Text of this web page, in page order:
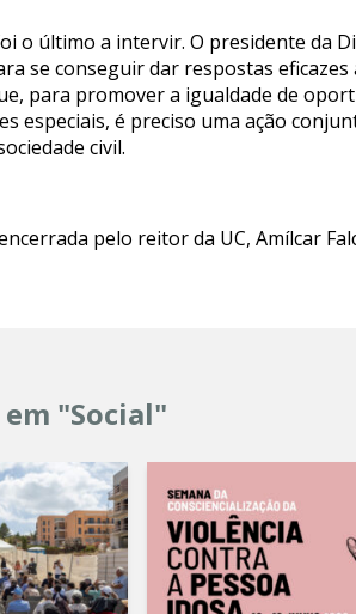
o último a intervir. O presidente da
se conseguir dar respostas eficazes
para promover a igualdade de
especiais, é preciso uma ação
civil.
pelo reitor da UC, Amílcar
"Social"